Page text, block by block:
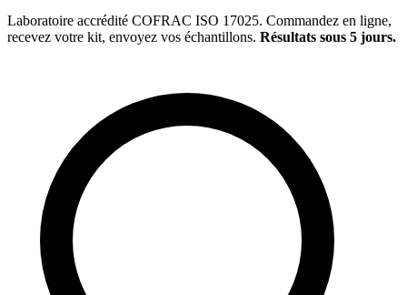
Laboratoire accrédité COFRAC ISO 17025. Commandez en ligne,
recevez votre kit, envoyez vos échantillons. Résultats sous 5 jours.